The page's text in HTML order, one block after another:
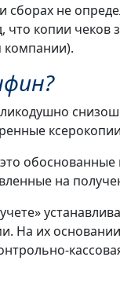
и сборах не
копии
компании).
на
На их